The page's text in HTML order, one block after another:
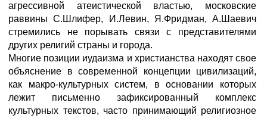
агрессивной атеистической властью, московские
раввины С.Шлифер, И.Левин, Я.Фридман, А.Шаевич
стремились не порывать связи с представителями
других религий страны и города.
Многие позиции иудаизма и христианства находят свое
объяснение в современной концепции цивилизаций,
как макро-культурных систем, в основании которых
лежит письменно зафиксированный комплекс
культурных текстов, часто принимающий религиозное